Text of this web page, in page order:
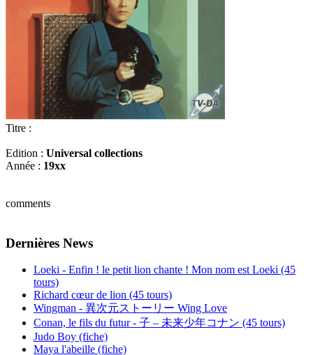
Titre :
Edition : Universal collections
Année : 19xx
comments
Dernières News
Loeki - Enfin ! le petit lion chante ! Mon nom est Loeki (45
tours)
Richard cœur de lion (45 tours)
Wingman - 異次元ストーリー Wing Love
Conan, le fils du futur - 子 – 未来少年コナン (45 tours)
Judo Boy (fiche)
Maya l'abeille (fiche)